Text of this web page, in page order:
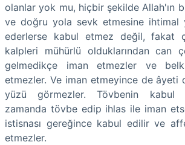
olanlar yok mu, hiçbir şekilde Allah'ın
ve doğru yola sevk etmesine ihtimal
ederlerse kabul etmez değil, fakat
kalpleri mühürlü olduklarından can
gelmedikçe iman etmezler ve
etmezler. Ve iman etmeyince de âyeti
yüzü görmezler. Tövbenin kabul
zamanda tövbe edip ihlas ile iman
istisnası gereğince kabul edilir ve
etmezler.